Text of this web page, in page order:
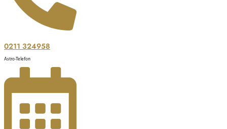
0211 324958
Astro-Telefon